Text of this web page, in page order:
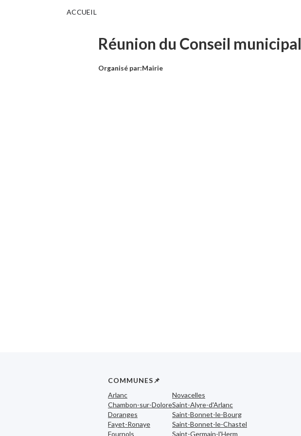
ACCUEIL
Réunion du Conseil municipal
Organisé par:Mairie
COMMUNES📌
Arlanc
Chambon-sur-Dolore
Doranges
Fayet-Ronaye
Fournols
Novacelles
Saint-Alyre-d'Arlanc
Saint-Bonnet-le-Bourg
Saint-Bonnet-le-Chastel
Saint-Germain-l'Herm